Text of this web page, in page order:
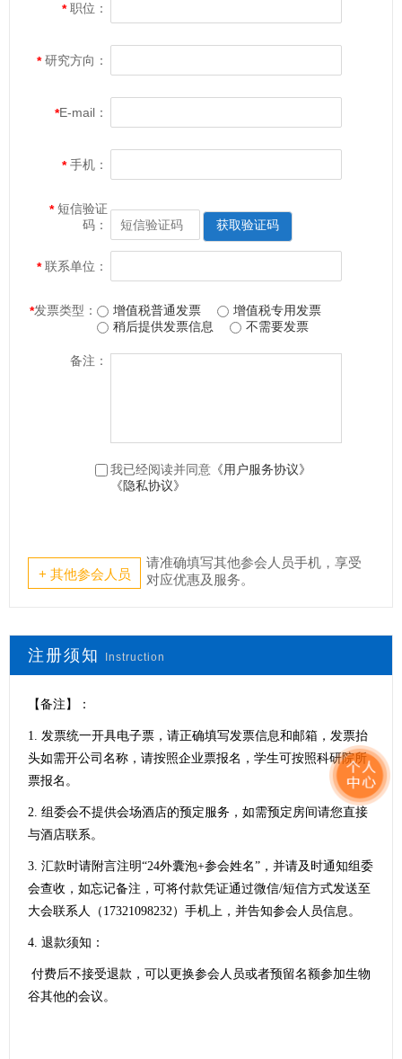
*职位：
*研究方向：
*E-mail：
*手机：
*短信验证
码：
获取验证码
*联系单位：
*发票类型： 增值税普通发票
增值税专用发票
稍后提供发票信息
不需要发票
备注：
我已经阅读并同意《用户服务协议》
《隐私协议》
+ 其他参会人员
请准确填写其他参会人员手机，享受
对应优惠及服务。
注册须知 Instruction
【备注】：
1. 发票统一开具电子票，请正确填写发票信息和邮箱， 发票抬
头如需开公司名称，请按照企业票报名，学生可按照科研院所
票报名。
2. 组委会不提供会场酒店的预定服务，如需预定房间请您直接
与酒店联系。
3. 汇款时请附言注明“24外囊泡+参会姓名”，并请及时通知组委
会查收，如忘记备注，可将付款凭证通过微信/短信方式发送至
大会联系人（17321098232）手机上，并告知参会人员信息。
4. 退款须知：
付费后不接受退款，可以更换参会人员或者预留名额参加生物
谷其他的会议。